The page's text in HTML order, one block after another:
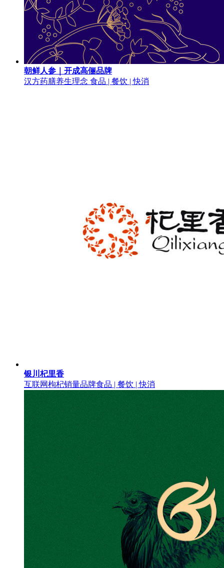
朝鲜人参｜开成高俪品牌
汉方药膳养生理念 食品 | 餐饮 | 快消
银川杞里香
互联网枸杞销量品牌食品 | 餐饮 | 快消